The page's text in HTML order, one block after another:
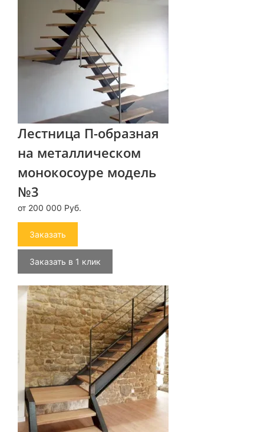
Лестница П-образная
на металлическом
монокосоуре модель
№3
от 200 000 Руб.
Заказать
Заказать в 1 клик